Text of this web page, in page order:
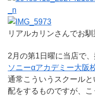
リアルカリンさんでお馴
2月の第1日曜に当店で、
ソニーαアカデミー大
通常こういうスクール
配をするものですが、